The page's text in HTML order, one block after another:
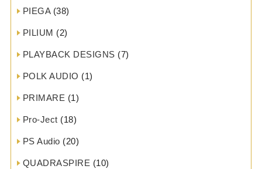
PIEGA(38)
PILIUM (2)
PLAYBACK DESIGNS (7)
POLK AUDIO (1)
PRIMARE (1)
Pro-Ject (18)
PS Audio (20)
QUADRASPIRE (10)